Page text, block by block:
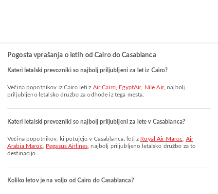
Pogosta vprašanja o letih od Cairo do Casablanca
Kateri letalski prevozniki so najbolj priljubljeni za let iz Cairo?
Večina popotnikov iz Cairo leti z Air Cairo EgyptAir, Nile Air, najbolj
priljubljeno letalsko družbo za odhode iz tega mesta.
Kateri letalski prevozniki so najbolj priljubljeni za lete v Casablanca?
Večina popotnikov, ki potujejo v Casablanca, leti z Royal Air Maroc
Air
Arabia Maroc
Pegasus Airlines , najbolj priljubljeno letalsko družbo za to
destinacijo.
Koliko letov je na voljo od Cairo do Casablanca?